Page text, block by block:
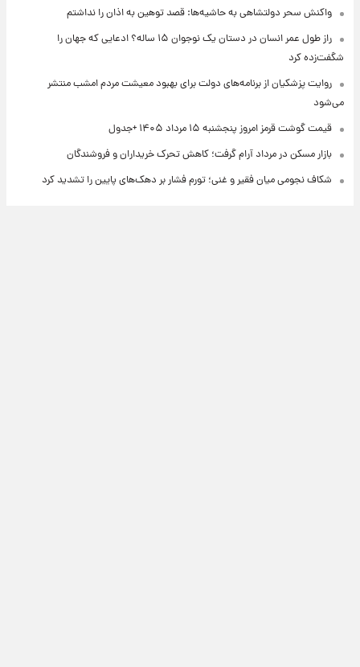
واکنش سحر دولتشاهی به حاشیه‌ها: قصد توهین به اذان را نداشتم
راز طول عمر انسان در دستان یک نوجوان ۱۵ ساله؟ ادعایی که جهان را
شگفت‌زده کرد
روایت پزشکیان از برنامه‌های دولت برای بهبود معیشت مردم امشب منتشر
می‌شود
قیمت گوشت قرمز امروز پنجشنبه ۱۵ مرداد ۱۴۰۵ +جدول
بازار مسکن در مرداد آرام گرفت؛ کاهش تحرک خریداران و فروشندگان
شکاف نجومی میان فقیر و غنی؛ تورم فشار بر دهک‌های پایین را تشدید کرد